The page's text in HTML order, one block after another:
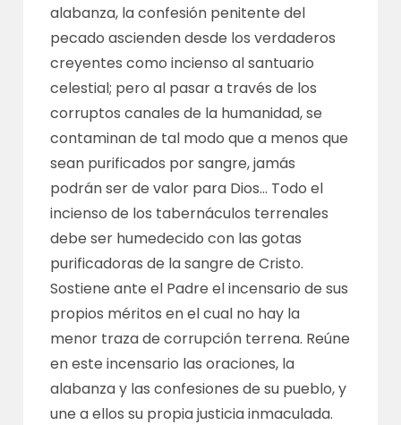
alabanza, la confesión penitente del
pecado ascienden desde los verdaderos
creyentes como incienso al santuario
celestial; pero al pasar a través de los
corruptos canales de la humanidad, se
contaminan de tal modo que a menos que
sean purificados por sangre, jamás
podrán ser de valor para Dios… Todo el
incienso de los tabernáculos terrenales
debe ser humedecido con las gotas
purificadoras de la sangre de Cristo.
Sostiene ante el Padre el incensario de sus
propios méritos en el cual no hay la
menor traza de corrupción terrena. Reúne
en este incensario las oraciones, la
alabanza y las confesiones de su pueblo, y
une a ellos su propia justicia inmaculada.